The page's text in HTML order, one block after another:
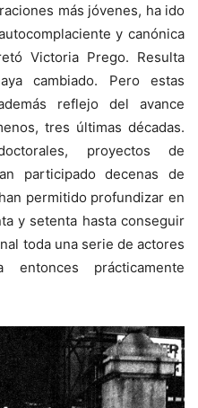
más jóvenes, ha ido
y canónica
Victoria Prego. Resulta
cambiado. Pero estas
reflejo del avance
tres últimas décadas.
proyectos de
participado decenas de
permitido profundizar en
y setenta hasta conseguir
toda una serie de actores
prácticamente